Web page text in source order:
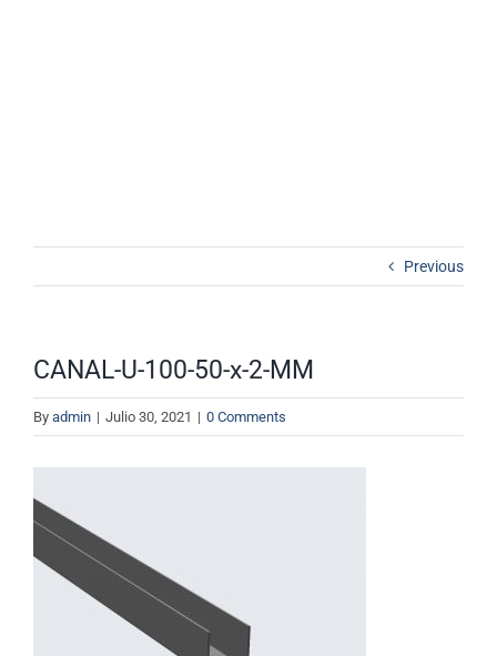
Contacto
Previous
CANAL-U-100-50-x-2-MM
By admin | Julio 30, 2021 | 0 Comments